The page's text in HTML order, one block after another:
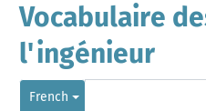
Vocabulaire
l'ingénieur
French